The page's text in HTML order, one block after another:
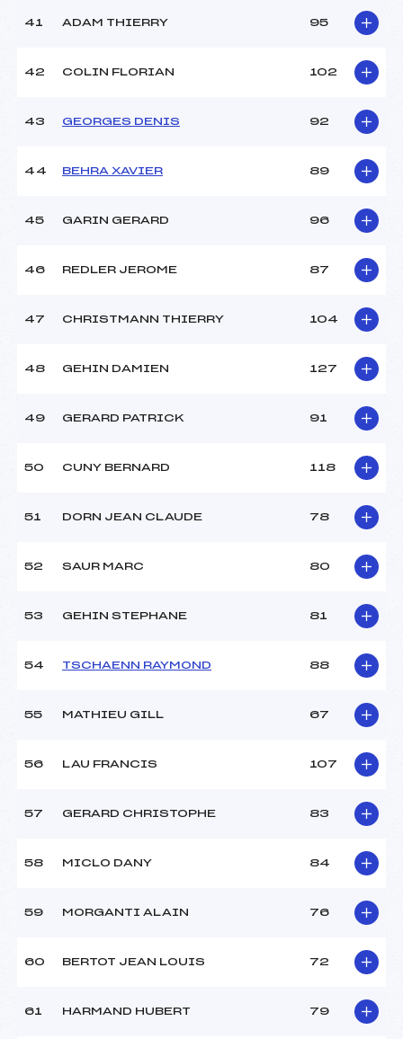
41 ADAM THIERRY 95
42 COLIN FLORIAN 102
43 GEORGES DENIS 92
44 BEHRA XAVIER 89
45 GARIN GERARD 96
46 REDLER JEROME 87
47 CHRISTMANN THIERRY 104
48 GEHIN DAMIEN 127
49 GERARD PATRICK 91
50 CUNY BERNARD 118
51 DORN JEAN CLAUDE 78
52 SAUR MARC 80
53 GEHIN STEPHANE 81
54 TSCHAENN RAYMOND 88
55 MATHIEU GILL 67
56 LAU FRANCIS 107
57 GERARD CHRISTOPHE 83
58 MICLO DANY 84
59 MORGANTI ALAIN 76
60 BERTOT JEAN LOUIS 72
61 HARMAND HUBERT 79